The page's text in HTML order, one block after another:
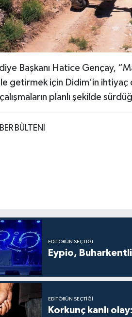
Başkanı Hatice Gençay,
getirmek için Didim’in ihtiyaç
planlı şekilde
BÜLTENİ
EDITÖRÜN SEÇTIĞI
Eypio,
EDITÖRÜN SEÇTIĞI
Korkunç kanlı